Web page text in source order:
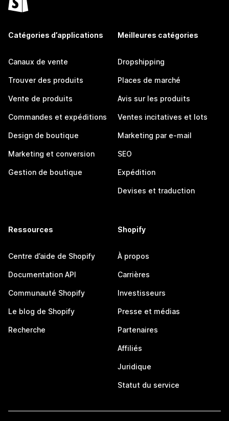
Catégories d’applications
Canaux de vente
Trouver des produits
Vente de produits
Commandes et expéditions
Design de boutique
Marketing et conversion
Gestion de boutique
Meilleures catégories
Dropshipping
Places de marché
Avis sur les produits
Ventes incitatives et lots
Marketing par e-mail
SEO
Expédition
Devises et traduction
Ressources
Centre d’aide de Shopify
Documentation API
Communauté Shopify
Le blog de Shopify
Recherche
Shopify
À propos
Carrières
Investisseurs
Presse et médias
Partenaires
Affiliés
Juridique
Statut du service